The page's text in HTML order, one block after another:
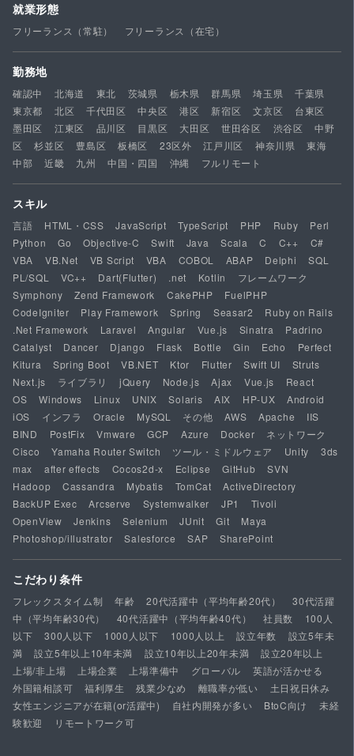
就業形態
フリーランス（常駐） フリーランス（在宅）
勤務地
確認中 北海道 東北 茨城県 栃木県 群馬県 埼玉県
千葉県
東京都
北区 千代田区 中央区 港区 新宿区 文京区
台東区
墨田区
江東区 品川区 目黒区 大田区 世田谷区 渋谷区
中野
区
杉並区 豊島区 板橋区 23区外 江戸川区 神奈川県
東海
中部
近畿 九州 中国・四国 沖縄 フルリモート
スキル
言語 HTML・CSS JavaScript TypeScript PHP Ruby
Perl
Python
Go Objective-C Swift Java Scala C C++
C#
VBA
VB.Net VB Script VBA COBOL ABAP Delphi
SQL
PL/SQL
VC++ Dart(Flutter) .net Kotlin
フレームワーク
Symphony
Zend Framework CakePHP
FuelPHP
CodeIgniter
Play Framework Spring Seasar2
Ruby on Rails
.Net Framework
Laravel Angular Vue.js Sinatra
Padrino
Catalyst
Dancer Django Flask Bottle Gin Echo
Perfect
Kitura
Spring Boot VB.NET Ktor Flutter Swift UI
Struts
Next.js
ライブラリ jQuery Node.js Ajax Vue.js
React
OS
Windows Linux UNIX Solaris AIX HP-UX
Android
iOS
インフラ Oracle MySQL その他 AWS Apache
IIS
BIND
PostFix Vmware GCP Azure Docker
ネットワーク
Cisco
Yamaha Router Switch ツール・ミドルウェア Unity
3ds
max
after effects Cocos2d-x Eclipse GitHub
SVN
Hadoop
Cassandra Mybatis TomCat
ActiveDirectory
BackUP Exec
Arcserve Systemwalker JP1
Tivoli
OpenView
Jenkins Selenium JUnit Git
Maya
Photoshop/illustrator
Salesforce SAP SharePoint
こだわり条件
フレックスタイム制 年齢 20代活躍中（平均年齢20代）
30代活躍
中（平均年齢30代）
40代活躍中（平均年齢40代） 社員数
100人
以下
300人以下 1000人以下 1000人以上 設立年数
設立5年未
満
設立5年以上10年未満 設立10年以上20年未満
設立20年以上
上場/非上場
上場企業 上場準備中 グローバル
英語が活かせる
外国籍相談可
福利厚生 残業少なめ 離職率が低い
土日祝日休み
女性エンジニアが在籍(or活躍中)
自社内開発が多い BtoC向け
未経
験歓迎
リモートワーク可